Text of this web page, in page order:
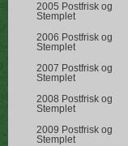
2005 Postfrisk og
Stemplet
2006 Postfrisk og
Stemplet
2007 Postfrisk og
Stemplet
2008 Postfrisk og
Stemplet
2009 Postfrisk og
Stemplet